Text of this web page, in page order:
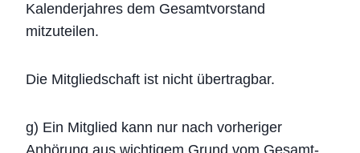
Kalenderjahres dem Gesamtvorstand
mitzuteilen.
Die Mitgliedschaft ist nicht übertragbar.
g) Ein Mitglied kann nur nach vorheriger